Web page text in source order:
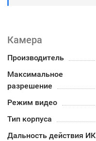
Камера
Производитель
Максимальное
разрешение
Режим видео
Тип корпуса
Дальность действия ИК